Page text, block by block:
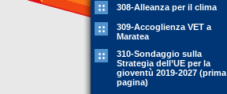
308-Alleanza per il clima
309-Accoglienza VET a
Maratea
310-Sondaggio sulla
Strategia dell’UE per la
gioventù 2019-2027 (prima
pagina)